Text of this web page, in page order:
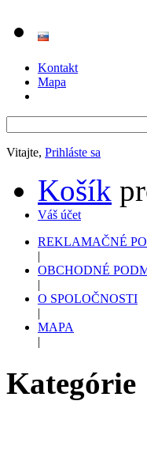
Kontakt
Mapa
Vitajte, Prihláste sa
Košík
Váš účet
REKLAMAČNÉ
|
OBCHODNÉ
|
O SPOLOČNOSTI
|
MAPA
|
Kategórie